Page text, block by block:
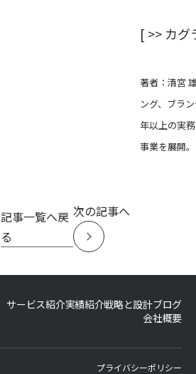
[ >> カ
著者：清宮
ング、ブラ
年以上の実
事業を展開。
記事一覧へ戻
る
次の記事へ
サービス紹介実績紹介戦略と設計ブログ
会社概要
プライバシーポリシー